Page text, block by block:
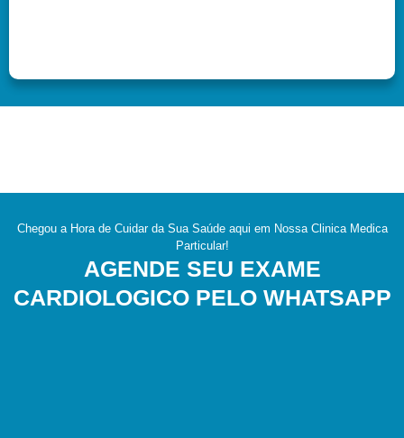
Chegou a Hora de Cuidar da Sua Saúde aqui em Nossa Clinica Medica
Particular!
AGENDE SEU EXAME
CARDIOLOGICO PELO WHATSAPP